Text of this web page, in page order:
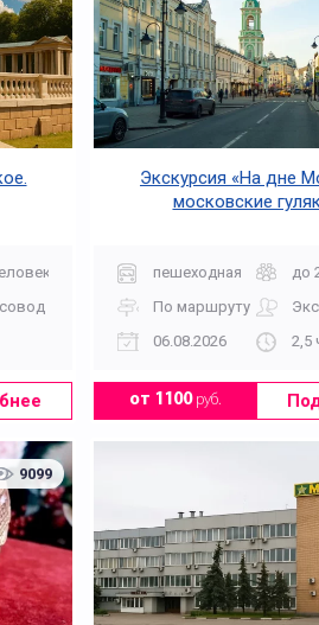
Экскурсия «На дне
московские
пешеходная
до
По маршруту
06.08.2026
2,5
от 1100руб.
9099